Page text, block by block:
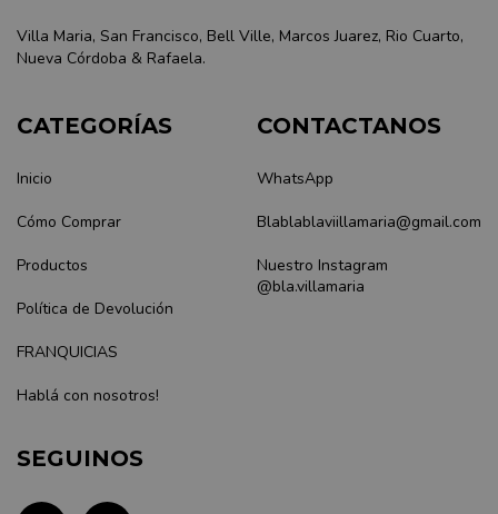
Villa Maria, San Francisco, Bell Ville, Marcos Juarez, Rio Cuarto,
Nueva Córdoba & Rafaela.
CATEGORÍAS
Inicio
Cómo Comprar
Productos
Política de Devolución
FRANQUICIAS
Hablá con nosotros!
CONTACTANOS
WhatsApp
Blablablaviillamaria@gmail.com
Nuestro Instagram
@bla.villamaria
SEGUINOS